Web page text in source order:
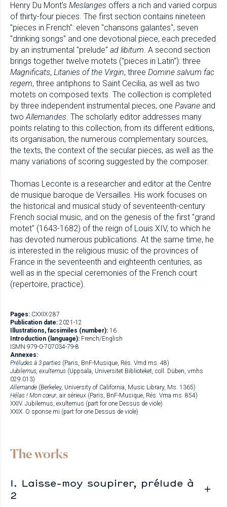
Henry Du Mont’s Meslanges offers a rich and varied corpus
of thirty-four pieces. The first section contains nineteen
"pieces in French": eleven "chansons galantes", seven
"drinking songs" and one devotional piece, each preceded
by an instrumental "prelude" ad libitum. A second section
brings together twelve motets ("pieces in Latin"): three
Magnificats, Litanies of the Virgin, three Domine salvum fac
regem, three antiphons to Saint Cecilia, as well as two
motets on composed texts. The collection is completed
by three independent instrumental pieces, one Pavane and
twoAllemandes. The scholarly editor addresses many
points relating to this collection, from its different editions,
its organisation, the numerous complementary sources,
the texts, the context of the secular pieces, as well as the
many variations of scoring suggested by the composer.
Thomas Leconte is a researcher and editor at the Centre
de musique baroque de Versailles. His work focuses on
the historical and musical study of seventeenth-century
French social music, and on the genesis of the first "grand
motet" (1643-1682) of the reign of Louis XIV, to which he
has devoted numerous publications. At the same time, he
is interested in the religious music of the provinces of
France in the seventeenth and eighteenth centuries, as
well as in the special ceremonies of the French court
(repertoire, practice).
Pages: CXXIX-287
Publication date: 2021-12
Illustrations, facsimiles (number): 16
Introduction (language): French/English
ISMN 979-0-707034-79-8
Annexes:
Préludes à 3 parties (Paris, BnF-Musique, Rés. Vmd ms. 48)
Jubilemus, exultemus (Uppsala, Universitet Biblioteket, coll. Düben, vmhs
029:013)
Allemande (Berkeley, University of California, Music Library, Ms. 1365)
Hélas ! Mon cœur, air sérieux (Paris, BnF-Musique, Rés. Vma ms. 854)
XXIV. Jubilemus, exultemus (part for one Dessus de viole)
XXIX. O sponse mi (part for one Dessus de viole)
The works
I. Laisse-moy soupirer, prélude à
2